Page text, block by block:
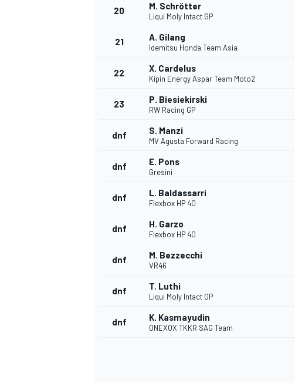
20 M. Schrötter
Liqui Moly Intact GP
21 A. Gilang
Idemitsu Honda Team Asia
22 X. Cardelus
Kipin Energy Aspar Team Moto2
23 P. Biesiekirski
RW Racing GP
dnf S. Manzi
MV Agusta Forward Racing
dnf E. Pons
Gresini
dnf L. Baldassarri
Flexbox HP 40
dnf H. Garzo
Flexbox HP 40
dnf M. Bezzecchi
VR46
dnf T. Luthi
Liqui Moly Intact GP
dnf K. Kasmayudin
ONEXOX TKKR SAG Team